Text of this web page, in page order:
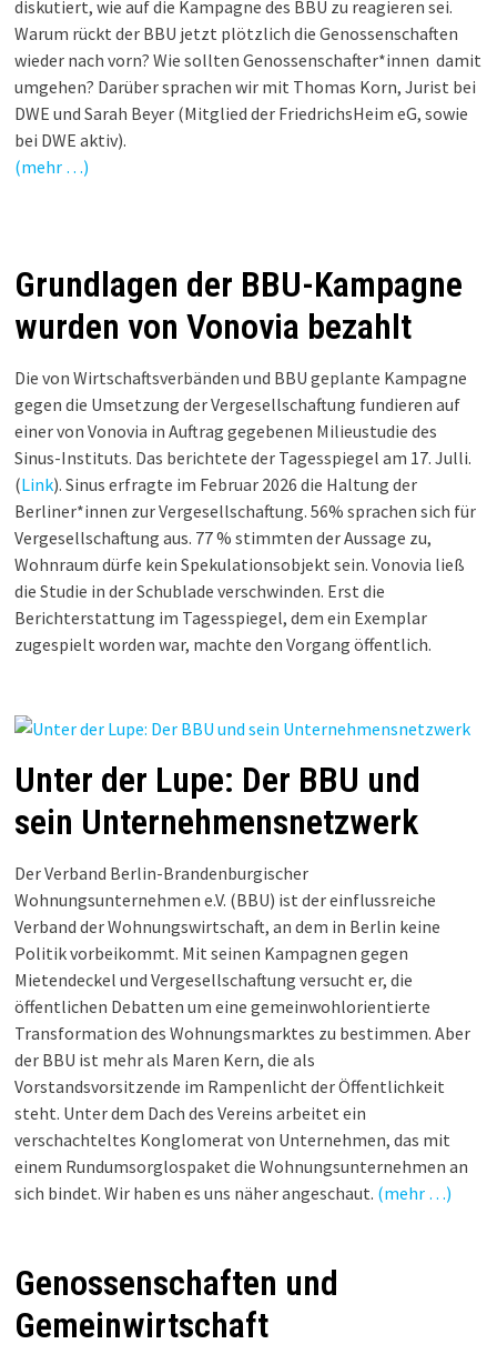
diskutiert, wie auf die Kampagne des BBU zu reagieren sei.
Warum rückt der BBU jetzt plötzlich die Genossenschaften
wieder nach vorn? Wie sollten Genossenschafter*innen damit
umgehen? Darüber sprachen wir mit Thomas Korn, Jurist bei
DWE und Sarah Beyer (Mitglied der FriedrichsHeim eG, sowie
bei DWE aktiv).
(mehr …)
Grundlagen der BBU-Kampagne
wurden von Vonovia bezahlt
Die von Wirtschaftsverbänden und BBU geplante Kampagne
gegen die Umsetzung der Vergesellschaftung fundieren auf
einer von Vonovia in Auftrag gegebenen Milieustudie des
Sinus-Instituts. Das berichtete der Tagesspiegel am 17. Julli.
(Link). Sinus erfragte im Februar 2026 die Haltung der
Berliner*innen zur Vergesellschaftung. 56% sprachen sich für
Vergesellschaftung aus. 77 % stimmten der Aussage zu,
Wohnraum dürfe kein Spekulationsobjekt sein. Vonovia ließ
die Studie in der Schublade verschwinden. Erst die
Berichterstattung im Tagesspiegel, dem ein Exemplar
zugespielt worden war, machte den Vorgang öffentlich.
Unter der Lupe: Der BBU und
sein Unternehmensnetzwerk
Der Verband Berlin-Brandenburgischer
Wohnungsunternehmen e.V. (BBU) ist der einflussreiche
Verband der Wohnungswirtschaft, an dem in Berlin keine
Politik vorbeikommt. Mit seinen Kampagnen gegen
Mietendeckel und Vergesellschaftung versucht er, die
öffentlichen Debatten um eine gemeinwohlorientierte
Transformation des Wohnungsmarktes zu bestimmen. Aber
der BBU ist mehr als Maren Kern, die als
Vorstandsvorsitzende im Rampenlicht der Öffentlichkeit
steht. Unter dem Dach des Vereins arbeitet ein
verschachteltes Konglomerat von Unternehmen, das mit
einem Rundumsorglospaket die Wohnungsunternehmen an
sich bindet. Wir haben es uns näher angeschaut. (mehr …)
Genossenschaften und
Gemeinwirtschaft